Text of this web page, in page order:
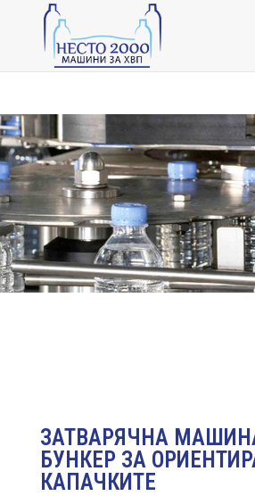
ЗАТВАРЯЧНА
БУНКЕР ЗА
КАПАЧКИТЕ